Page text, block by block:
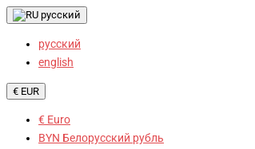
русский
русский
english
€ EUR
€ Euro
BYN Белорусский рубль